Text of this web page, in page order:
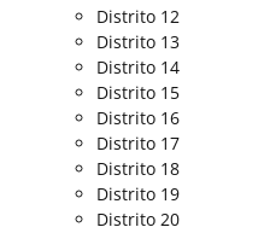
Distrito 12
Distrito 13
Distrito 14
Distrito 15
Distrito 16
Distrito 17
Distrito 18
Distrito 19
Distrito 20